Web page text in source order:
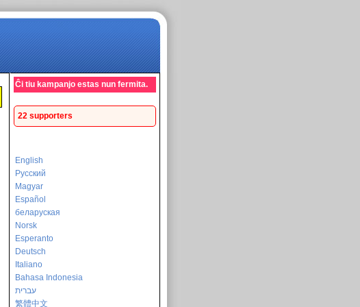
Ĉi tiu kampanjo estas nun fermita.
22 supporters
English
Русский
Magyar
Español
беларуская
Norsk
Esperanto
Deutsch
Italiano
Bahasa Indonesia
עברית
繁體中文